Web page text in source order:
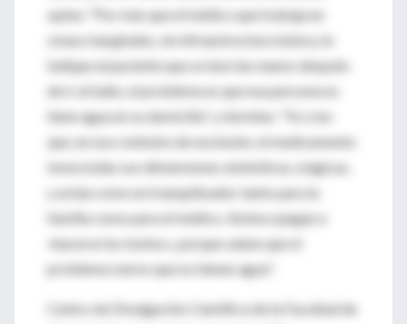
opina: "Por más que el médico que trabaja en
zonas marginales, sin infraestructura básica, le
indique al paciente que se lave las manos después
de ir al baño, el problema es que esa persona no
tiene agua en su domicilio", y termina: "Yo creo
que, en ese contexto de exclusión, el medicamento
toma todas sus dimensiones simbólicas, mágicas,
y actúa como un tranquilizador tanto para la
familia como para el médico. Ambos juegan a
«hacerse los tontos», porque saben que el
problema real es que no tienen agua".
Centro de Divulgación Científica de la Facultad de